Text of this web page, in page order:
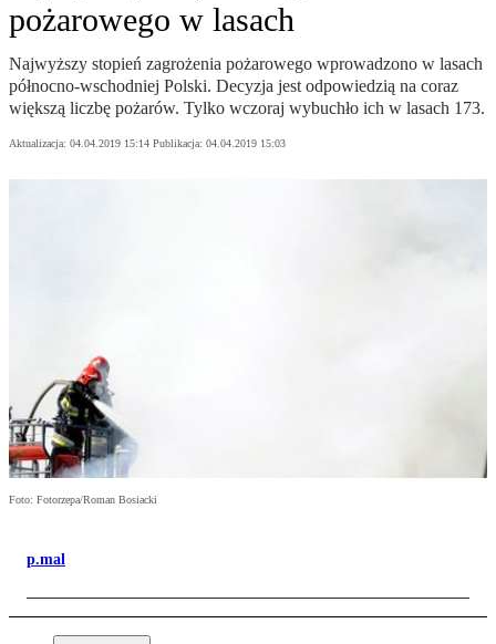
pożarowego w lasach
Najwyższy stopień zagrożenia pożarowego wprowadzono w lasach
północno-wschodniej Polski. Decyzja jest odpowiedzią na coraz
większą liczbę pożarów. Tylko wczoraj wybuchło ich w lasach 173.
Aktualizacja: 04.04.2019 15:14 Publikacja: 04.04.2019 15:03
Foto: Fotorzepa/Roman Bosiacki
p.mal